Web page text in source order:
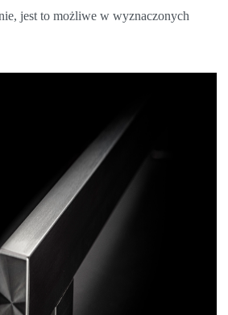
jest to możliwe w wyznaczonych